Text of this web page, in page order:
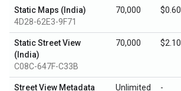
Static Maps (India)
4D28-62E3-9F71
70,000 $0.60
Static Street View
(India)
C08C-647F-C33B
70,000 $2.10
Street View Metadata
Unlimited -